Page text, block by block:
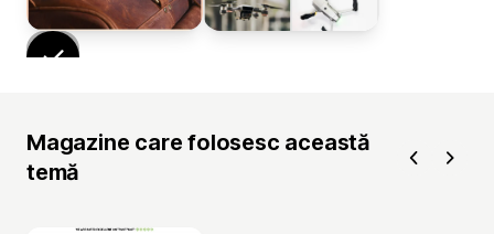
Magazine care folosesc această
temă